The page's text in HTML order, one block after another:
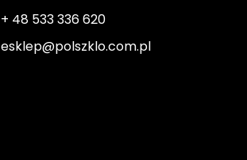
+ 48 533 336 620
esklep@polszklo.com.pl